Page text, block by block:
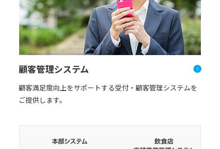
顧客管理システム
顧客満足度向上をサポートする受付・顧客管理システムを
ご提供します。